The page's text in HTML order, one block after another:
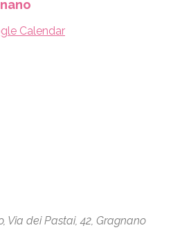
Calendar
Via dei Pastai, 42, Gragnano